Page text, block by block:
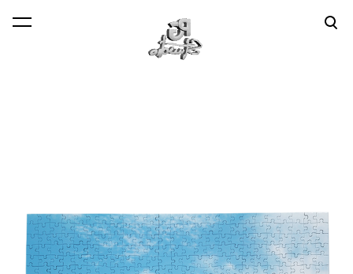
lisati ostukorvi. Vaata ostukorvi